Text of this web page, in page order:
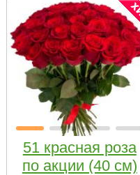
51 красная роза
по акции (40 см)